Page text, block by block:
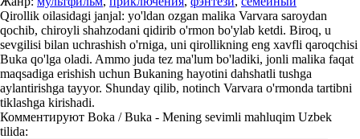
Qirollik oilasidagi janjal: yo'ldan ozgan malika Varvara saroydan
qochib, chiroyli shahzodani qidirib o'rmon bo'ylab ketdi. Biroq, u
sevgilisi bilan uchrashish o'rniga, uni qirollikning eng xavfli qaroqchisi
Buka qo'lga oladi. Ammo juda tez ma'lum bo'ladiki, jonli malika faqat
maqsadiga erishish uchun Bukaning hayotini dahshatli tushga
aylantirishga tayyor. Shunday qilib, notinch Varvara o'rmonda tartibni
tiklashga kirishadi.
Комментируют Boka / Buka - Mening sevimli mahluqim Uzbek
tilida: